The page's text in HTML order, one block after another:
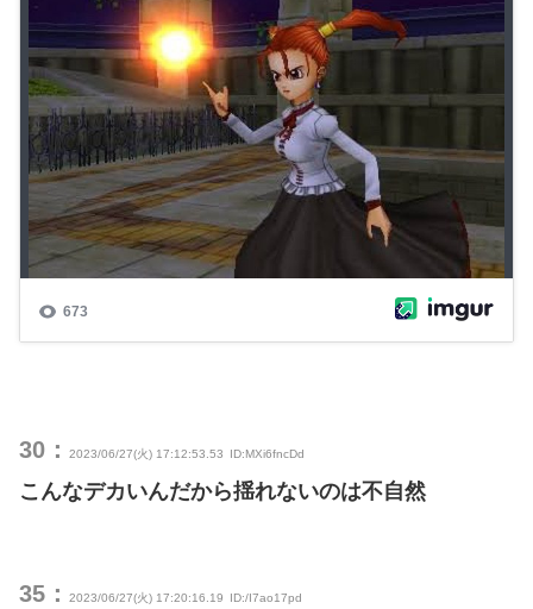
30： 2023/06/27(火) 17:12:53.53 ID:MXi6fncDd
こんなデカいんだから揺れないのは不自然
35： 2023/06/27(火) 17:20:16.19 ID:/I7ao17pd